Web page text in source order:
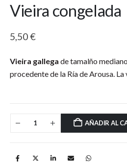
Vieira congelada
5,50€
Vieira gallega de tamalño
procedente de la Ría de Arousa.
AÑADIR AL